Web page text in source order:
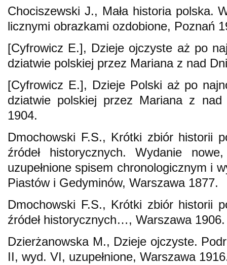
Chociszewski J., Mała historia polska.
licznymi obrazkami ozdobione, Poznań
[Cyfrowicz E.], Dzieje ojczyste aż po
dziatwie polskiej przez Mariana z nad
[Cyfrowicz E.], Dzieje Polski aż po
dziatwie polskiej przez Mariana z
1904.
Dmochowski F.S., Krótki zbiór historii
źródeł historycznych. Wydanie
uzupełnione spisem chronologicznym i
Piastów i Gedyminów, Warszawa 1877.
Dmochowski F.S., Krótki zbiór historii
źródeł historycznych…, Warszawa 1906.
Dzierżanowska M., Dzieje ojczyste.
II, wyd. VI, uzupełnione, Warszawa